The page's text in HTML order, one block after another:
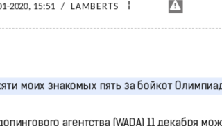
2020, 15:51 / LAMBERTS ¦
агентства (WADA) 11 декабря